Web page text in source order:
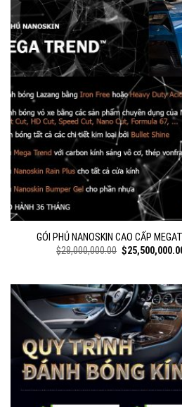
GÓI PHỦ NANOSKIN CAO CẤP
$28,000,000.00 Original
price
$